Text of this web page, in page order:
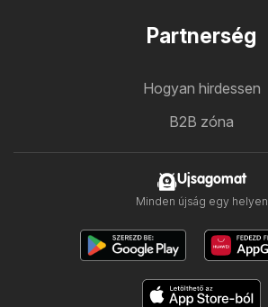
Partnerség
Hogyan hirdessen
B2B zóna
Ujsagomat
Minden újság egy helyen